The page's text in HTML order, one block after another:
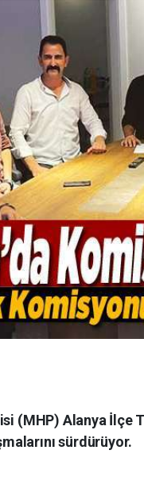
(MHP) Alanya İlçe
sürdürüyor.